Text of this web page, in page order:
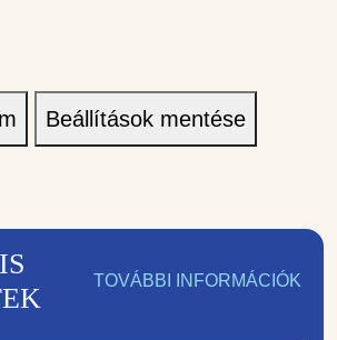
Beállítások mentése
TOVÁBBI INFORMÁCIÓK